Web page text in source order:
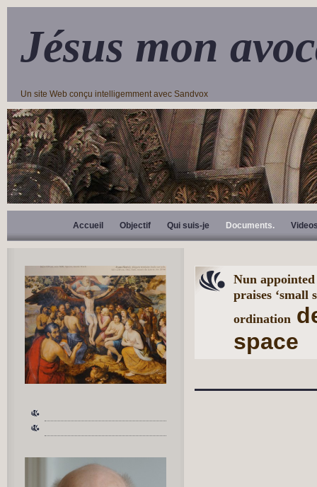
Jésus mon
Un site Web conçu intelligemment avec Sandvox
Accueil Objectif Qui suis-je Documents.
Nun
praises ‘small
ordination
space